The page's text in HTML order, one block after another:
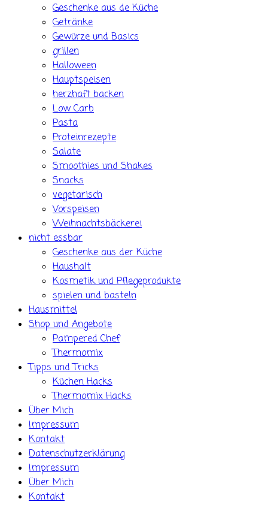
Geschenke aus de Küche
Getränke
Gewürze und Basics
grillen
Halloween
Hauptspeisen
herzhaft backen
Low Carb
Pasta
Proteinrezepte
Salate
Smoothies und Shakes
Snacks
vegetarisch
Vorspeisen
Weihnachtsbäckerei
nicht essbar
Geschenke aus der Küche
Haushalt
Kosmetik und Pflegeprodukte
spielen und basteln
Hausmittel
Shop und Angebote
Pampered Chef
Thermomix
Tipps und Tricks
Küchen Hacks
Thermomix Hacks
Über Mich
Impressum
Kontakt
Datenschutzerklärung
Impressum
Über Mich
Kontakt